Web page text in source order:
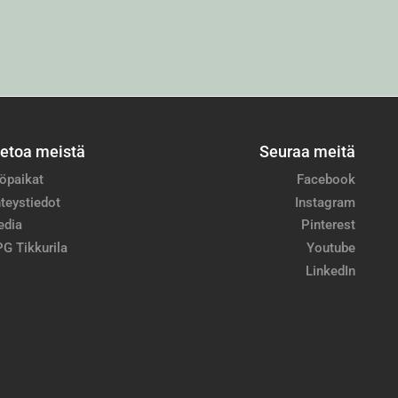
meistä
Tikkurila
Seuraa meitä
Facebook
Instagram
Pinterest
Youtube
LinkedIn